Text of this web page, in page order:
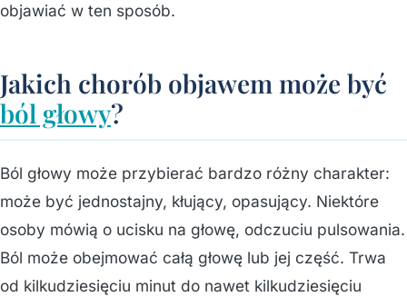
objawiać w ten sposób.
Jakich chorób objawem może być
ból głowy?
Ból głowy może przybierać bardzo różny charakter:
może być jednostajny, kłujący, opasujący. Niektóre
osoby mówią o ucisku na głowę, odczuciu pulsowania.
Ból może obejmować całą głowę lub jej część. Trwa
od kilkudziesięciu minut do nawet kilkudziesięciu